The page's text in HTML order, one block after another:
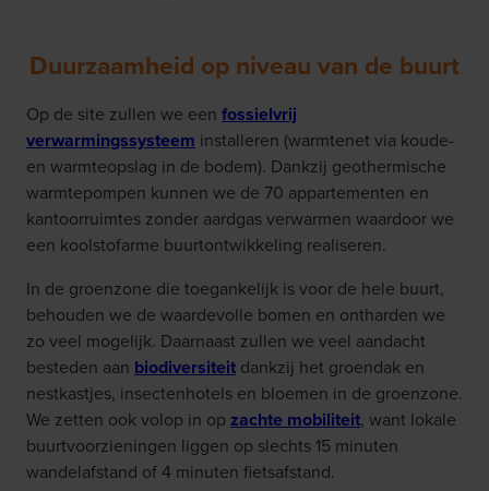
Duurzaamheid op niveau van de buurt
Op de site zullen we een fossielvrij
verwarmingssysteem installeren (warmtenet via koude-
en warmteopslag in de bodem). Dankzij geothermische
warmtepompen kunnen we de 70 appartementen en
kantoorruimtes zonder aardgas verwarmen waardoor we
een koolstofarme buurtontwikkeling realiseren.
In de groenzone die toegankelijk is voor de hele buurt,
behouden we de waardevolle bomen en ontharden we
zo veel mogelijk. Daarnaast zullen we veel aandacht
besteden aan biodiversiteit dankzij het groendak en
nestkastjes, insectenhotels en bloemen in de groenzone.
We zetten ook volop in op zachte mobiliteit, want lokale
buurtvoorzieningen liggen op slechts 15 minuten
wandelafstand of 4 minuten fietsafstand.